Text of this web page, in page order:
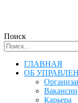
Поиск
ГЛАВНАЯ
ОБ
Вакансии
Карьера